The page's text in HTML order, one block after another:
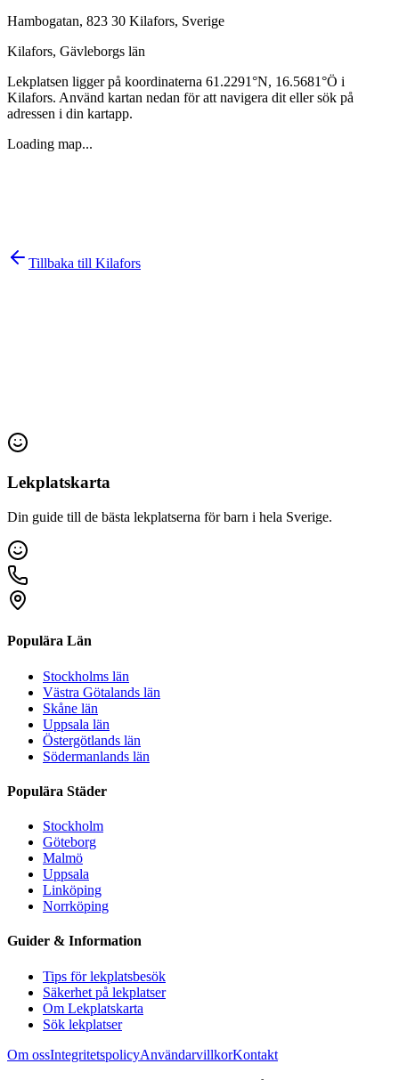
Hambogatan, 823 30 Kilafors, Sverige
Kilafors, Gävleborgs län
Lekplatsen ligger på koordinaterna 61.2291°N, 16.5681°Ö i
Kilafors. Använd kartan nedan för att navigera dit eller sök på
adressen i din kartapp.
Loading map...
Tillbaka till Kilafors
Lekplatskarta
Din guide till de bästa lekplatserna för barn i hela Sverige.
Populära Län
Stockholms län
Västra Götalands län
Skåne län
Uppsala län
Östergötlands län
Södermanlands län
Populära Städer
Stockholm
Göteborg
Malmö
Uppsala
Linköping
Norrköping
Guider & Information
Tips för lekplatsbesök
Säkerhet på lekplatser
Om Lekplatskarta
Sök lekplatser
Om ossIntegritetspolicyAnvändarvillkorKontakt